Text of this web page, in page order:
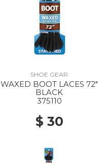
SHOE GEAR
WAXED BOOT LACES 72"
BLACK
375110
$ 30